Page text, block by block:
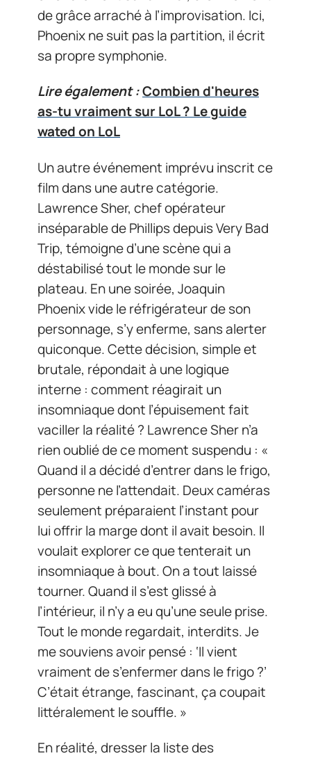
de grâce arraché à l’improvisation. Ici,
Phoenix ne suit pas la partition, il écrit
sa propre symphonie.
Lire également :Combien d'heures
as-tu vraiment sur LoL ? Le guide
wated on LoL
Un autre événement imprévu inscrit ce
film dans une autre catégorie.
Lawrence Sher, chef opérateur
inséparable de Phillips depuis Very Bad
Trip, témoigne d’une scène qui a
déstabilisé tout le monde sur le
plateau. En une soirée, Joaquin
Phoenix vide le réfrigérateur de son
personnage, s’y enferme, sans alerter
quiconque. Cette décision, simple et
brutale, répondait à une logique
interne : comment réagirait un
insomniaque dont l’épuisement fait
vaciller la réalité ? Lawrence Sher n’a
rien oublié de ce moment suspendu : «
Quand il a décidé d’entrer dans le frigo,
personne ne l’attendait. Deux caméras
seulement préparaient l’instant pour
lui offrir la marge dont il avait besoin. Il
voulait explorer ce que tenterait un
insomniaque à bout. On a tout laissé
tourner. Quand il s’est glissé à
l’intérieur, il n’y a eu qu’une seule prise.
Tout le monde regardait, interdits. Je
me souviens avoir pensé : ‘Il vient
vraiment de s’enfermer dans le frigo ?’
C’était étrange, fascinant, ça coupait
littéralement le souffle. »
En réalité, dresser la liste des